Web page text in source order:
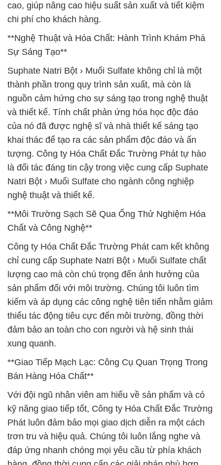
cao, giúp nâng cao hiệu suất sản xuất và tiết kiệm
chi phí cho khách hàng.
**Nghệ Thuật và Hóa Chất: Hành Trình Khám Phá
Sự Sáng Tạo**
Suphate Natri Bột › Muối Sulfate không chỉ là một
thành phần trong quy trình sản xuất, mà còn là
nguồn cảm hứng cho sự sáng tạo trong nghệ thuật
và thiết kế. Tính chất phản ứng hóa học độc đáo
của nó đã được nghệ sĩ và nhà thiết kế sáng tạo
khai thác để tạo ra các sản phẩm độc đáo và ấn
tượng. Công ty Hóa Chất Đắc Trường Phát tự hào
là đối tác đáng tin cậy trong việc cung cấp Suphate
Natri Bột › Muối Sulfate cho ngành công nghiệp
nghệ thuật và thiết kế.
**Môi Trường Sạch Sẽ Qua Ống Thử Nghiệm Hóa
Chất và Công Nghệ**
Công ty Hóa Chất Đắc Trường Phát cam kết không
chỉ cung cấp Suphate Natri Bột › Muối Sulfate chất
lượng cao mà còn chú trọng đến ảnh hưởng của
sản phẩm đối với môi trường. Chúng tôi luôn tìm
kiếm và áp dụng các công nghệ tiên tiến nhằm giảm
thiểu tác động tiêu cực đến môi trường, đồng thời
đảm bảo an toàn cho con người và hệ sinh thái
xung quanh.
**Giao Tiếp Mạch Lạc: Công Cụ Quan Trọng Trong
Bán Hàng Hóa Chất**
Với đội ngũ nhân viên am hiểu về sản phẩm và có
kỹ năng giao tiếp tốt, Công ty Hóa Chất Đắc Trường
Phát luôn đảm bảo mọi giao dịch diễn ra một cách
trơn tru và hiệu quả. Chúng tôi luôn lắng nghe và
đáp ứng nhanh chóng mọi yêu cầu từ phía khách